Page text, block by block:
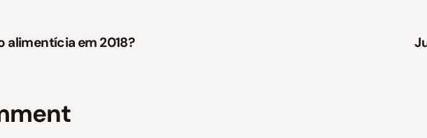
alimentícia em 2018?